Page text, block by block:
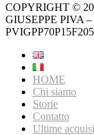
COPYRIGHT ©
GIUSEPPE PIVA –
HOME
Chi siamo
Storie
Contatto
Ultime